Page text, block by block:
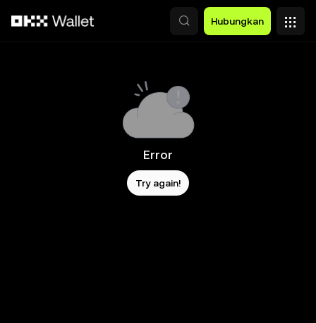
Hubungkan
Error
Try again!